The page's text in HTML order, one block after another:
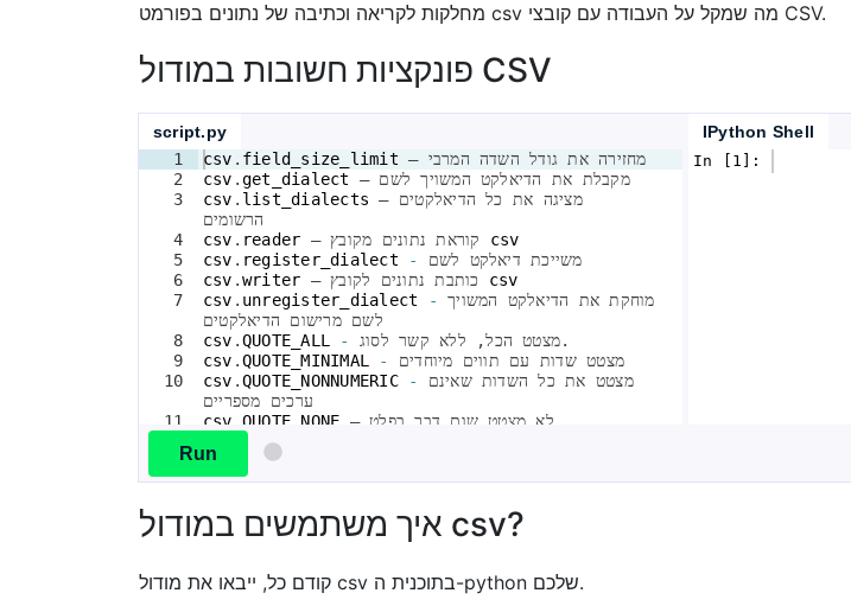
מחלקות לקריאה וכתיבה של נתונים בפורמט csv מה שמקל על העבודה עם קובצי CSV.
פונקציות חשובות במודול CSV
script.py
1
2
3
4
5
6
7
8
9
10
11
csv . field_size_limit
– מחזירה את גודל השדה המרבי
csv .get_dialect
– מקבלת את הדיאלקט המשויך לשם
csv . list_dialects
– מציגה את כל הדיאלקטים
הרשומים
csv . reader
csv
csv . register_dialect -
משייכת דיאלקט לשם
csv .writer
csv
csv . unregister_dialect -
לשם מרישום הדיאלקטים
csv .QUOTE_ALL -
מצטט הכל, ללא קשר לסוג.
csv .QUOTE_MINIMAL -
מצטט שדות עם תווים מיוחדים
csv .QUOTE_NONNUMERIC -
מצטט את כל השדות שאינם
ערכים מספריים
csv QUOTE_NONE – לא מצטט שום דבר בפלט
IPython Shell
In [1]:
Run
איך משתמשים במודול csv?
קודם כל, ייבאו את מודול csv בתוכנית ה-python שלכם.